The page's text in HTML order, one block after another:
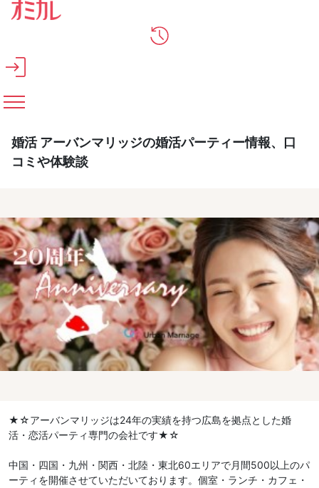
メインコンテンツへスキップ
婚活 アーバンマリッジの婚活パーティー情報、口
コミや体験談
★☆アーバンマリッジは24年の実績を持つ広島を拠点とした婚
活・恋活パーティ専門の会社です★☆
中国・四国・九州・関西・北陸・東北60エリアで月間500以上のパ
ーティを開催させていただいております。個室・ランチ・カフェ・